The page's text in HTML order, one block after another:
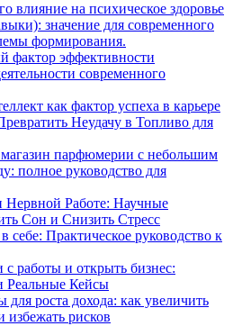
влияние на психическое здоровье
значение для современного
формирования.
фактор эффективности
современного
как фактор успеха в карьере
Неудачу в Топливо для
парфюмерии с небольшим
полное руководство для
Нервной Работе: Научные
Сон и Снизить Стресс
себе: Практическое руководство к
с работы и открыть бизнес:
Реальные Кейсы
роста дохода: как увеличить
избежать рисков